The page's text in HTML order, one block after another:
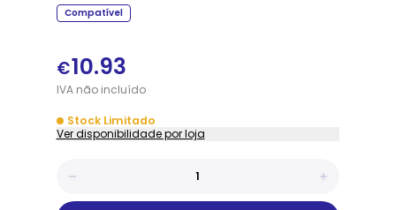
Compatível
€10.93
IVAnãoincluído
Stock Limitado
Ver disponibilidade por loja